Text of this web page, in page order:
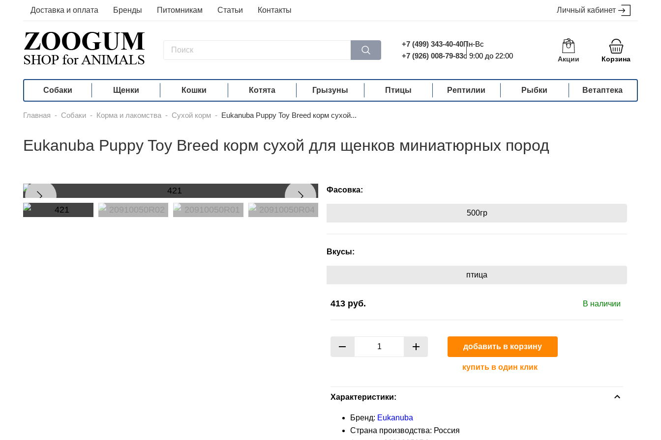
Доставка и оплата Бренды Питомникам Статьи Контакты Личный кабинет
+7 (499) 343-40-40
+7 (926) 008-79-83
Пн-Вс
с 9:00 до 22:00
Акции Корзина
Собаки Щенки Кошки Котята Грызуны Птицы Рептилии Рыбки Ветаптека
Главная - Собаки - Корма и лакомства - Сухой корм - Eukanuba Puppy Toy Breed корм сухой...
Eukanuba Puppy Toy Breed корм сухой для щенков миниатюрных пород
Фасовка:
500гр
Вкусы:
птица
413 руб. В наличии
добавить в корзину
купить в один клик
Характеристики:
Бренд: Eukanuba
Страна производства: Россия